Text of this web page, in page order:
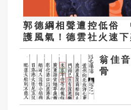
郭德綱相聲遭控低俗
護風氣！德雲社火速
翁佳
骨